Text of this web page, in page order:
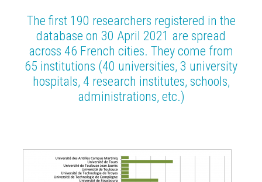
The first 190 researchers registered in the
database on 30 April 2021 are spread
across 46 French cities. They come from
65 institutions (40 universities, 3 university
hospitals, 4 research institutes, schools,
administrations, etc.)